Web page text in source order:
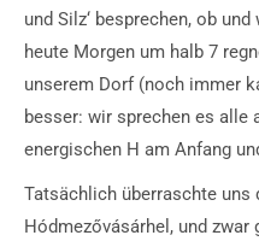
und Silz‘ besprechen, ob
heute Morgen um halb 7
unserem Dorf (noch immer
besser: wir sprechen es alle
energischen H am Anfang
Tatsächlich überraschte
Hódmezővásárhel, und zwar